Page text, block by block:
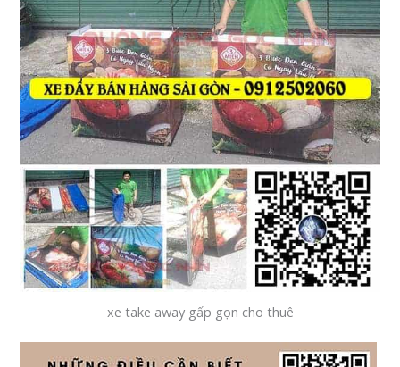
xe take away gấp gọn cho thuê